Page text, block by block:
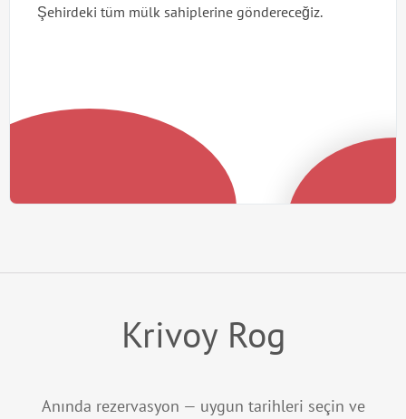
Şehirdeki tüm mülk sahiplerine göndereceğiz.
Krivoy Rog
Anında rezervasyon — uygun tarihleri seçin ve